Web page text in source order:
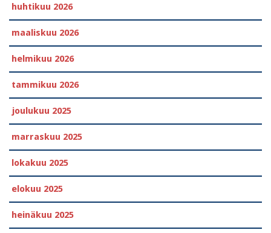
huhtikuu 2026
maaliskuu 2026
helmikuu 2026
tammikuu 2026
joulukuu 2025
marraskuu 2025
lokakuu 2025
elokuu 2025
heinäkuu 2025